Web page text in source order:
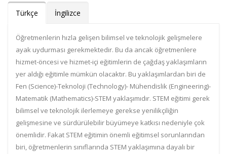
Türkçe İngilizce
Öğretmenlerin hızla gelişen bilimsel ve teknolojik gelişmelere
ayak uydurması gerekmektedir. Bu da ancak öğretmenlere
hizmet-öncesi ve hizmet-içi eğitimlerin de çağdaş yaklaşımların
yer aldığı eğitimle mümkün olacaktır. Bu yaklaşımlardan biri de
Fen (Science)-Teknoloji (Technology)- Mühendislik (Engineering)-
Matematik (Mathematics)-STEM yaklaşımıdır. STEM eğitimi gerek
bilimsel ve teknolojik ilerlemeye gerekse yenilikçiliğin
gelişmesine ve sürdürülebilir büyümeye katkısı nedeniyle çok
önemlidir. Fakat STEM eğitimin önemli eğitimsel sorunlarından
biri, öğretmenlerin sınıflarında STEM yaklaşımına dayalı bir